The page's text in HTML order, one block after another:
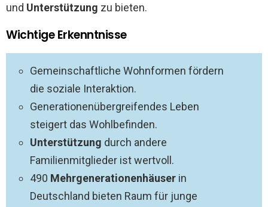
und Unterstützung zu bieten.
Wichtige Erkenntnisse
Gemeinschaftliche Wohnformen fördern
die soziale Interaktion.
Generationenübergreifendes Leben
steigert das Wohlbefinden.
Unterstützung durch andere
Familienmitglieder ist wertvoll.
490 Mehrgenerationenhäuser in
Deutschland bieten Raum für junge